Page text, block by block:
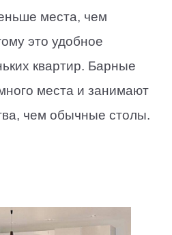
места, чем
это удобное
квартир. Барные
места и занимают
чем обычные столы.